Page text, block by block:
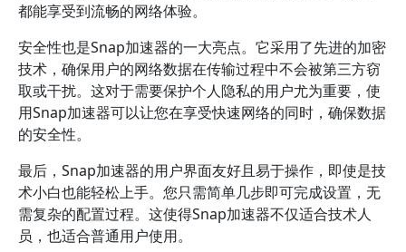
都能享受到流畅的网络体验。
安全性也是Snap加速器的一大亮点。它采用了先进的加密
技术，确保用户的网络数据在传输过程中不会被第三方窃
取或干扰。这对于需要保护个人隐私的用户尤为重要，使
用Snap加速器可以让您在享受快速网络的同时，确保数据
的安全性。
最后，Snap加速器的用户界面友好且易于操作，即使是技
术小白也能轻松上手。您只需简单几步即可完成设置，无
需复杂的配置过程。这使得Snap加速器不仅适合技术人
员，也适合普通用户使用。